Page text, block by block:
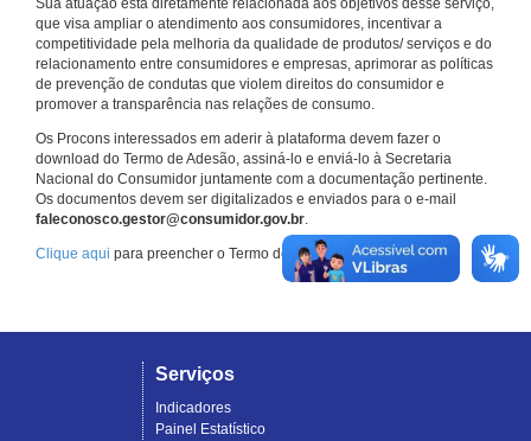
Sua atuação está diretamente relacionada aos objetivos desse serviço,
que visa ampliar o atendimento aos consumidores, incentivar a
competitividade pela melhoria da qualidade de produtos/ serviços e do
relacionamento entre consumidores e empresas, aprimorar as políticas
de prevenção de condutas que violem direitos do consumidor e
promover a transparência nas relações de consumo.
Os Procons interessados em aderir à plataforma devem fazer o
download do Termo de Adesão, assiná-lo e enviá-lo à Secretaria
Nacional do Consumidor juntamente com a documentação pertinente.
Os documentos devem ser digitalizados e enviados para o e-mail
faleconosco.gestor@consumidor.gov.br.
Clique aqui para preencher o Termo de Adesão.
Serviços
Indicadores
Painel Estatístico